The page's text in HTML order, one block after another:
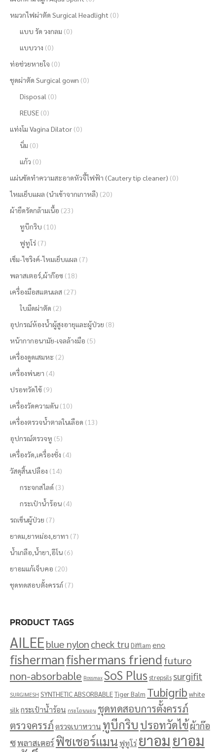
หมวกไฟผ่าตัด Surgical Headlight (0)
แบบ รัด วงกลม (0)
แบบวาง (0)
ท่อช่วยหายใจ (0)
ชุดผ่าตัด Surgical gown (0)
Disposal (0)
REUSE (0)
แท่งโม Vagina Dilator (0)
นิ่ม (0)
แก้ว (0)
แผ่นขัดทำความสะอาดหัวจี้ไฟฟ้า (Cautery tip cleaner) (0)
ไหมเย็บแผล (นำเข้าจากเกาหลี) (20)
ผ้ายืดรัดกล้ามเนื้อ (23)
ทูบีกริบ (10)
ฟูทูโร่ (7)
เข็ม-ไซริงค์-ไหมเย็บแผล (7)
พลาสเตอร์,ผ้าก๊อซ (18)
เครื่องมือสแตนเลส (27)
ใบมีดผ่าตัด (2)
อุปกรณ์ห้องน้ำผู้สูงอายุและผู้ป่วย (8)
หน้ากากอนามัย-เจลล้างมือ (5)
เครื่องดูดเสมหะ (2)
เครื่องพ่นยา (4)
ปรอทวัดไข้ (9)
เครื่องวัดความดัน (10)
เครื่องตรวจน้ำตาลในเลือด (13)
อุปกรณ์ตรวจหู (5)
เครื่องวัด,เครื่องชั่ง (4)
วัสดุสิ้นเปลือง (14)
กระจกสไลด์ (3)
กระเป๋าน้ำร้อน (4)
รถเข็นผู้ป่วย (7)
ยาดม,ยาหม่อง,ยาทา (7)
น้ำเกลือ,น้ำยา,อีโน (6)
ยาอมแก้เจ็บคอ (20)
ชุดทดสอบตั้งครรภ์ (7)
PRODUCT TAGS
AILEEblue nylon check tru Difflam eno
fishermanfishermans friend futuro
non-absorbable Rossmax SoS Plus strepsils surgifit
SURGIMESH SYNTHETIC ABSORBABLETiger Balm Tubigrib white
silk กระเป๋าน้ำร้อน กระโถนนอน ชุดทดสอบการตั้งครรภ์
ตรวจครรภ์ตรวจเบาหวาน ทูบีกริบ ปรอทวัดไข้ผ้าก๊อ
ซพลาสเตอร์ฟิชเชอร์แมนฟูทูโร่ ยาอมยาอม